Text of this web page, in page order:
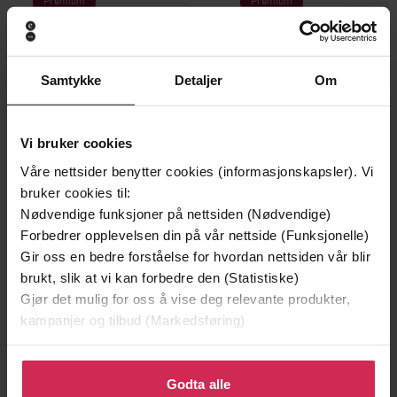
Samtykke Detaljer Om
Vi bruker cookies
Våre nettsider benytter cookies (informasjonskapsler). Vi
bruker cookies til:
Nødvendige funksjoner på nettsiden (Nødvendige)
Forbedrer opplevelsen din på vår nettside (Funksjonelle)
Gir oss en bedre forståelse for hvordan nettsiden vår blir
brukt, slik at vi kan forbedre den (Statistiske)
Gjør det mulig for oss å vise deg relevante produkter,
kampanjer og tilbud (Markedsføring)
Klikk på «Godta alle» for å gi oss ditt samtykke til å
bruke cookies for alle disse formålene. Du kan også
Godta alle
149,-
En lykkelig familie
Stian Hjelvin Andersen
299,-
Et rikt menneske
Stian Hjelvin Andersen